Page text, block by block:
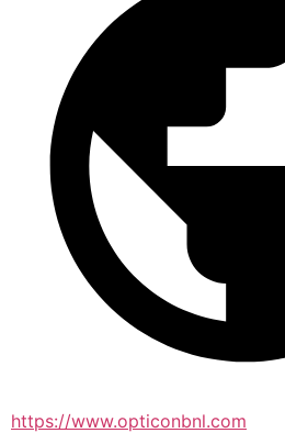
https://www.opticonbnl.com